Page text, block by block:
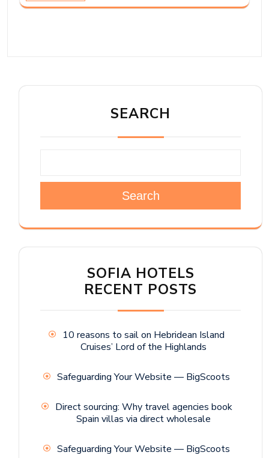
SEARCH
Search
SOFIA HOTELS
RECENT POSTS
10 reasons to sail on Hebridean Island
Cruises’ Lord of the Highlands
Safeguarding Your Website — BigScoots
Direct sourcing: Why travel agencies book
Spain villas via direct wholesale
Safeguarding Your Website — BigScoots